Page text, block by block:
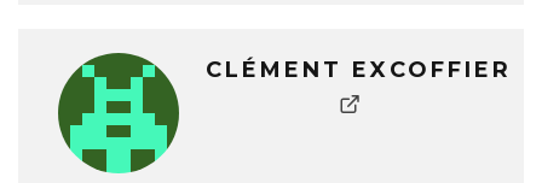
CLÉMENT EXCOFFIER